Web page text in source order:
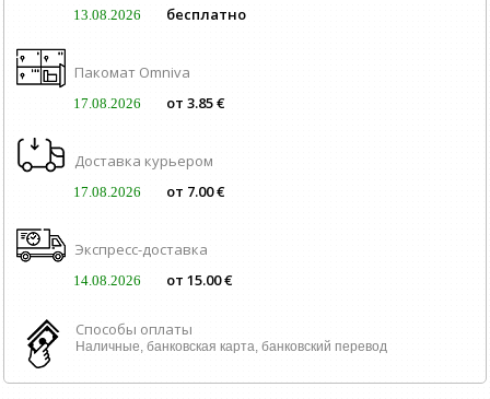
13.08.2026 бесплатно
Пакомат Omniva
17.08.2026 от 3.85 €
Доставка курьером
17.08.2026 от 7.00 €
Экспресс-доставка
14.08.2026 от 15.00 €
Способы оплаты
Наличные, банковская карта, банковский перевод